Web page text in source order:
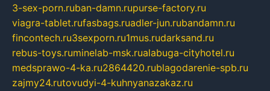
3-sex-porn.ruban-damn.rupurse-factory.ru
viagra-tablet.rufasbags.ruadler-jun.rubandamn.ru
fincontech.ru3sexporn.ru1mus.rudarksand.ru
rebus-toys.ruminelab-msk.rualabuga-cityhotel.ru
medsprawo-4-ka.ru2864420.rublagodarenie-spb.ru
zajmy24.rutovudyi-4-kuhnyanazakaz.ru